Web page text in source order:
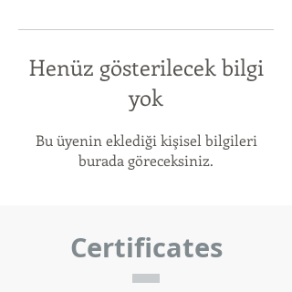
Henüz gösterilecek bilgi
yok
Bu üyenin eklediği kişisel bilgileri
burada göreceksiniz.
Certificates